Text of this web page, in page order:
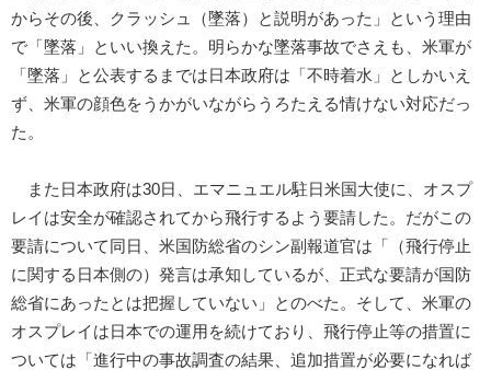
からその後、クラッシュ（墜落）と説明があった」という理由
で「墜落」といい換えた。明らかな墜落事故でさえも、米軍が
「墜落」と公表するまでは日本政府は「不時着水」としかいえ
ず、米軍の顔色をうかがいながらうろたえる情けない対応だっ
た。
また日本政府は30日、エマニュエル駐日米国大使に、オスプ
レイは安全が確認されてから飛行するよう要請した。だがこの
要請について同日、米国防総省のシン副報道官は「（飛行停止
に関する日本側の）発言は承知しているが、正式な要請が国防
総省にあったとは把握していない」とのべた。そして、米軍の
オスプレイは日本での運用を続けており、飛行停止等の措置に
ついては「進行中の事故調査の結果、追加措置が必要になれば